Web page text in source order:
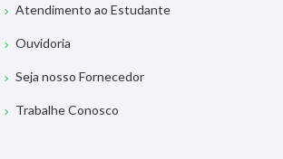
Atendimento ao Estudante
Ouvidoria
Seja nosso Fornecedor
Trabalhe Conosco